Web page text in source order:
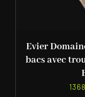
Evier
bacs avec